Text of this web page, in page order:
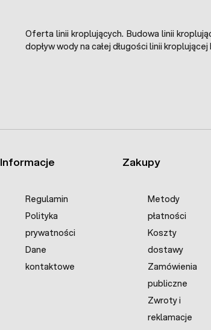
Oferta linii kroplujących. Budowa linii
dopływ wody na całej długości linii
Informacje
Regulamin
Polityka
prywatności
Dane
kontaktowe
Zakupy
Metody
płatności
Koszty
dostawy
Zamówienia
publiczne
Zwroty i
reklamacje